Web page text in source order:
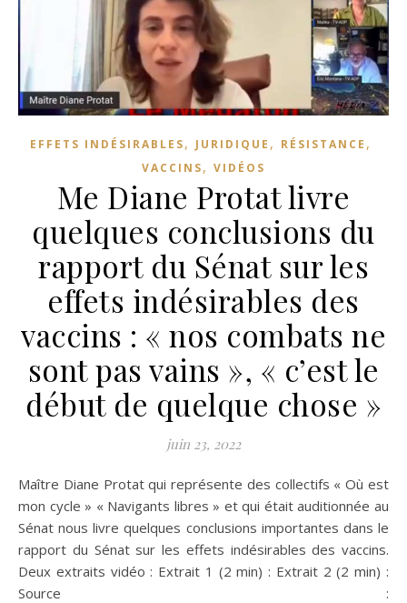
EFFETS INDÉSIRABLES, JURIDIQUE , RÉSISTANCE ,
VACCINS, VIDÉOS
Me Diane Protat livre
quelques conclusions du
rapport du Sénat sur les
effets indésirables des
vaccins : « nos combats ne
sont pas vains », « c’est le
début de quelque chose »
juin 23, 2022
Maître Diane Protat qui représente des collectifs « Où est
mon cycle » « Navigants libres » et qui était auditionnée au
Sénat nous livre quelques conclusions importantes dans le
rapport du Sénat sur les effets indésirables des vaccins.
Deux extraits vidéo : Extrait 1 (2 min) : Extrait 2 (2 min) :
Source :